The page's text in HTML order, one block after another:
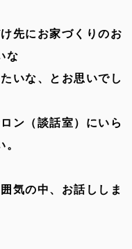
先にお家づくりのお
な
いな、とお思いでし
ン（談話室）にいら
。
気の中、お話ししま